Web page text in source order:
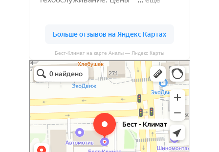
Бест-Климат на карте Анапы — Яндекс Карты
Бест-климат
Кондиционеры в Краснодаре